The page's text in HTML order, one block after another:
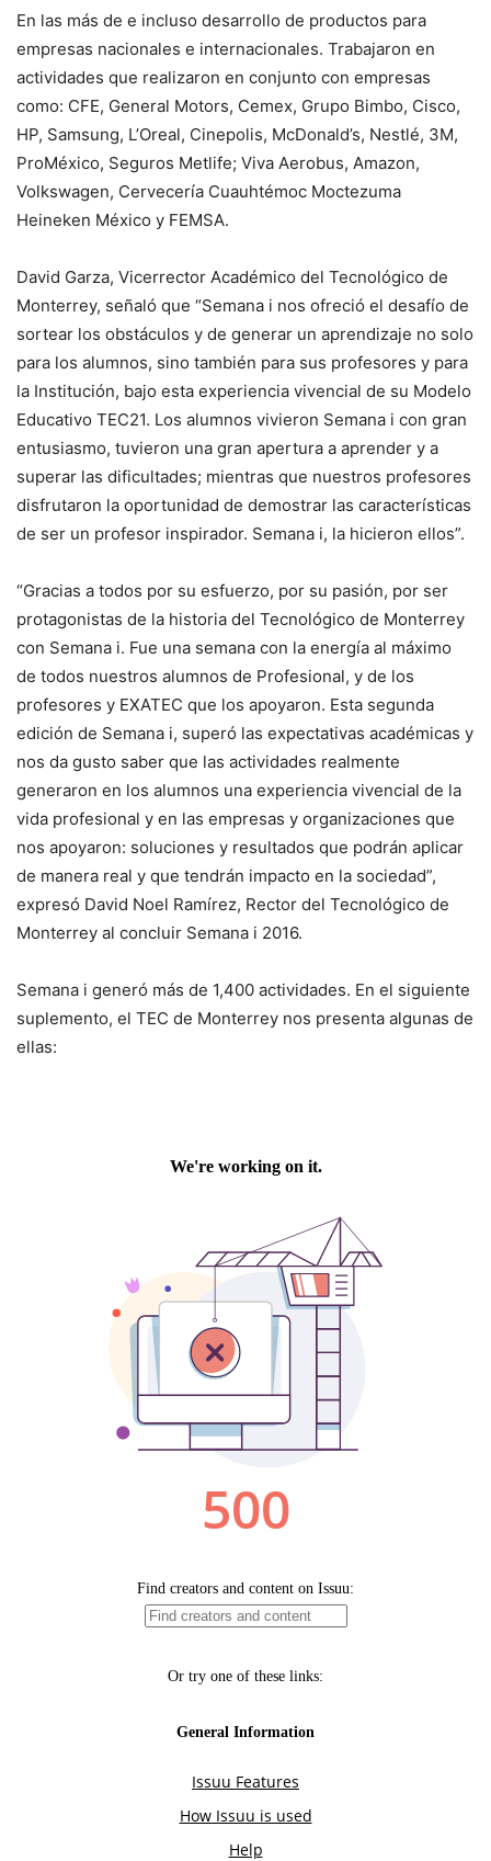
En las más de e incluso desarrollo de productos para
empresas nacionales e internacionales. Trabajaron en
actividades que realizaron en conjunto con empresas
como: CFE, General Motors, Cemex, Grupo Bimbo, Cisco,
HP, Samsung, L’Oreal, Cinepolis, McDonald’s, Nestlé, 3M,
ProMéxico, Seguros Metlife; Viva Aerobus, Amazon,
Volkswagen, Cervecería Cuauhtémoc Moctezuma
Heineken México y FEMSA.
David Garza, Vicerrector Académico del Tecnológico de
Monterrey, señaló que “Semana i nos ofreció el desafío de
sortear los obstáculos y de generar un aprendizaje no solo
para los alumnos, sino también para sus profesores y para
la Institución, bajo esta experiencia vivencial de su Modelo
Educativo TEC21. Los alumnos vivieron Semana i con gran
entusiasmo, tuvieron una gran apertura a aprender y a
superar las dificultades; mientras que nuestros profesores
disfrutaron la oportunidad de demostrar las características
de ser un profesor inspirador. Semana i, la hicieron ellos”.
“Gracias a todos por su esfuerzo, por su pasión, por ser
protagonistas de la historia del Tecnológico de Monterrey
con Semana i. Fue una semana con la energía al máximo
de todos nuestros alumnos de Profesional, y de los
profesores y EXATEC que los apoyaron. Esta segunda
edición de Semana i, superó las expectativas académicas y
nos da gusto saber que las actividades realmente
generaron en los alumnos una experiencia vivencial de la
vida profesional y en las empresas y organizaciones que
nos apoyaron: soluciones y resultados que podrán aplicar
de manera real y que tendrán impacto en la sociedad”,
expresó David Noel Ramírez, Rector del Tecnológico de
Monterrey al concluir Semana i 2016.
Semana i generó más de 1,400 actividades. En el siguiente
suplemento, el TEC de Monterrey nos presenta algunas de
ellas: